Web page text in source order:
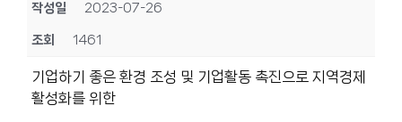
작성일 2023-07-26
조회 1461
기업하기 좋은 환경 조성 및 기업활동 촉진으로 지역경제
활성화를 위한